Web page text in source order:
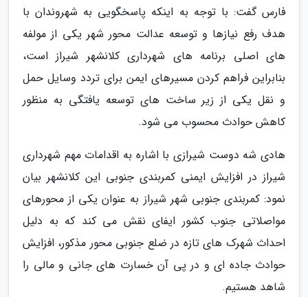
فارس گفت: با توجه به اینکه پاسخگویی به شهروندان با
هدف رفع نیازها و توسعه عدالت محور شهر یکی از مولفه
های اصلی برنامه های شهرداری کلانشهر شیراز است،
بنابراین فراهم کردن مسیرهای ایمن برای تردد وسایل حمل
و نقل یکی از زیر ساخت های توسعه یافتگی به منظور
کاهش حوادث محسوب می شود.
هادی شه دوست شیرازی با اشاره به اقدامات مهم شهرداری
شیراز در افزایش ایمنی کمربندی جنوبی این کلانشهر بیان
نمود: کمربندی جنوبی شهر شیراز به عنوان یکی از محورهای
مواصلاتی جنوب کشور ایفای نقش می کند که به دلیل
احداث شهرک های تازه در ضلع جنوبی محور مذکور، افزایش
حوادث جاده ای و در پی آن خسارت های جانی و مالی را
شاهد هستیم.